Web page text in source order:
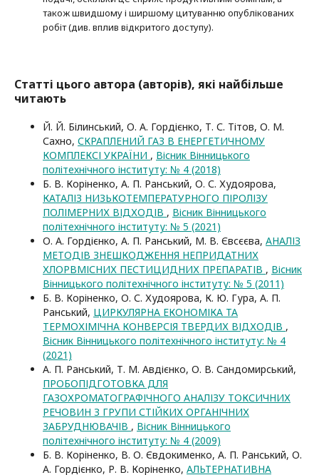
також швидшому і ширшому цитуванню опубліко­ва­них
робіт (див. вплив відкритого доступу).
Статті цього автора (авторів), які найбільше
читають
Й. Й. Білинський, О. А. Гордієнко, Т. С. Тітов, О. М.
Сахно, СКРАПЛЕНИЙ ГАЗ В ЕНЕРГЕТИЧНОМУ
КОМПЛЕКСІ УКРАЇНИ , Вісник Вінницького
політехнічного інституту: № 4 (2018)
Б. В. Коріненко, А. П. Ранський, О. С. Худоярова,
КАТАЛІЗ НИЗЬКОТЕМПЕРАТУРНОГО ПІРОЛІЗУ
ПОЛІМЕРНИХ ВІДХОДІВ , Вісник Вінницького
політехнічного інституту: № 5 (2021)
О. А. Гордієнко, А. П. Ранський, М. В. Євсєєва, АНАЛІЗ
МЕТОДІВ ЗНЕШКОДЖЕННЯ НЕПРИДАТНИХ
ХЛОРВМІСНИХ ПЕСТИЦИДНИХ ПРЕПАРАТІВ , Вісник
Вінницького політехнічного інституту: № 5 (2011)
Б. В. Коріненко, О. С. Худоярова, К. Ю. Гура, А. П.
Ранський, ЦИРКУЛЯРНА ЕКОНОМІКА ТА
ТЕРМОХІМІЧНА КОНВЕРСІЯ ТВЕРДИХ ВІДХОДІВ ,
Вісник Вінницького політехнічного інституту: № 4
(2021)
А. П. Ранський, Т. М. Авдієнко, О. В. Сандомирський,
ПРОБОПІДГОТОВКА ДЛЯ
ГАЗОХРОМАТОГРАФІЧНОГО АНАЛІЗУ ТОКСИЧНИХ
РЕЧОВИН З ГРУПИ СТІЙКИХ ОРГАНІЧНИХ
ЗАБРУДНЮВАЧІВ , Вісник Вінницького
політехнічного інституту: № 4 (2009)
Б. В. Коріненко, В. О. Євдокименко, А. П. Ранський, О.
А. Гордієнко, Р. В. Коріненко, АЛЬТЕРНАТИВНА